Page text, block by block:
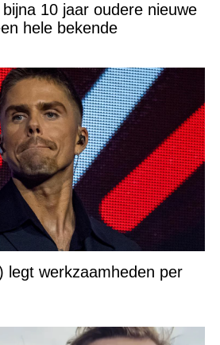
10 jaar oudere nieuwe
hele bekende
legt werkzaamheden per